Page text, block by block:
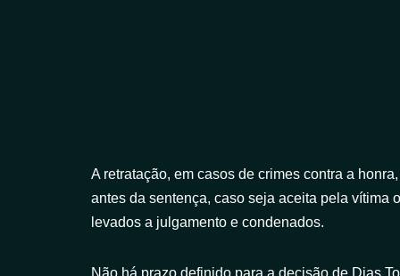
A retratação, em casos de crimes contra a
antes da sentença, caso seja aceita pela vítima
levados a julgamento e condenados.
Não há prazo definido para a decisão de Dias